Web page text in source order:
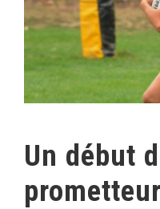
Un début
prometteur